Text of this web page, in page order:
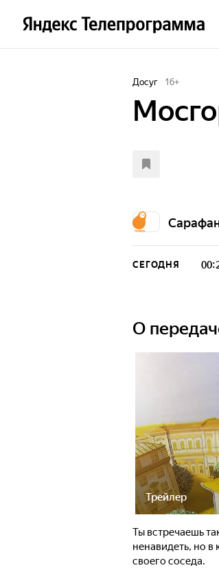
Досуг 16+
СЕГОДНЯ
О
Трейлер
Ты встречаешь
ненавидеть, но
своего соседа.